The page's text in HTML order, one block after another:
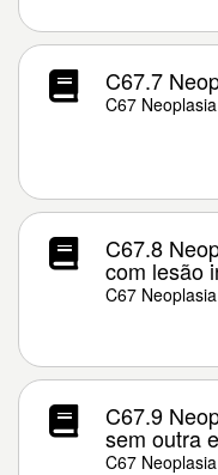
C67.7
C67
C67.8
com lesão
C67
C67.9
sem outra
C67